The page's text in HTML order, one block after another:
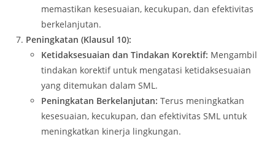
memastikan kesesuaian, kecukupan, dan efektivitas
berkelanjutan.
Peningkatan (Klausul 10):
Ketidaksesuaian dan Tindakan Korektif: Mengambil
tindakan korektif untuk mengatasi ketidaksesuaian
yang ditemukan dalam SML.
Peningkatan Berkelanjutan: Terus meningkatkan
kesesuaian, kecukupan, dan efektivitas SML untuk
meningkatkan kinerja lingkungan.